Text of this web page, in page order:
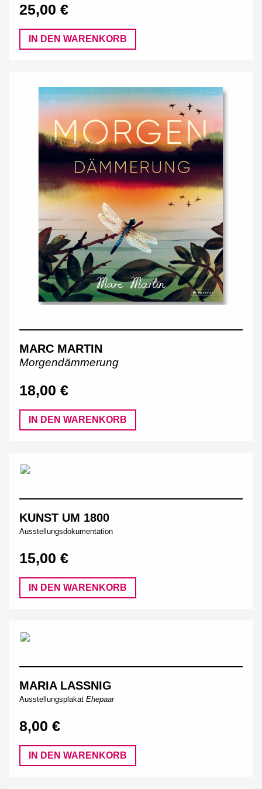
25,00 €
IN DEN WARENKORB
MARC MARTIN
Morgendämmerung
18,00 €
IN DEN WARENKORB
KUNST UM 1800
Ausstellungsdokumentation
15,00 €
IN DEN WARENKORB
MARIA LASSNIG
Ausstellungsplakat Ehepaar
8,00 €
IN DEN WARENKORB